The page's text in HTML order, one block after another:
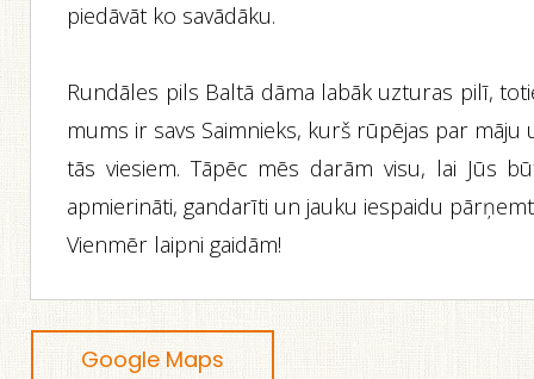
piedāvāt ko savādāku.
Rundāles pils Baltā dāma labāk uzturas pilī,
mums ir savs Saimnieks, kurš rūpējas par māju
tās viesiem. Tāpēc mēs darām visu, lai Jūs
apmierināti, gandarīti un jauku iespaidu
Vienmēr laipni gaidām!
Google Maps